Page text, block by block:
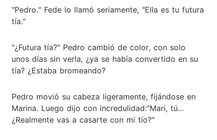
"Pedro." Fede lo llamó seriamente, "Ella es tu futura
tía."
"¿Futura tía?" Pedro cambió de color, con solo
unos días sin verla, ¿ya se había convertido en su
tía? ¿Estaba bromeando?
Pedro movió su cabeza ligeramente, fijándose en
Marina. Luego dijo con incredulidad:"Mari, tú...
¿Realmente vas a casarte con mi tío?"